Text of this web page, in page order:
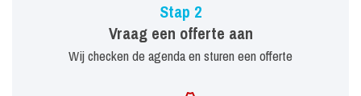
Stap 2
Vraag een offerte aan
Wij checken de agenda en sturen een offerte